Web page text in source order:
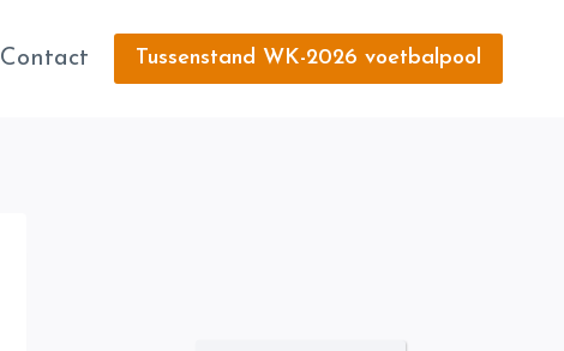
Contact Tussenstand WK-2026 voetbalpool